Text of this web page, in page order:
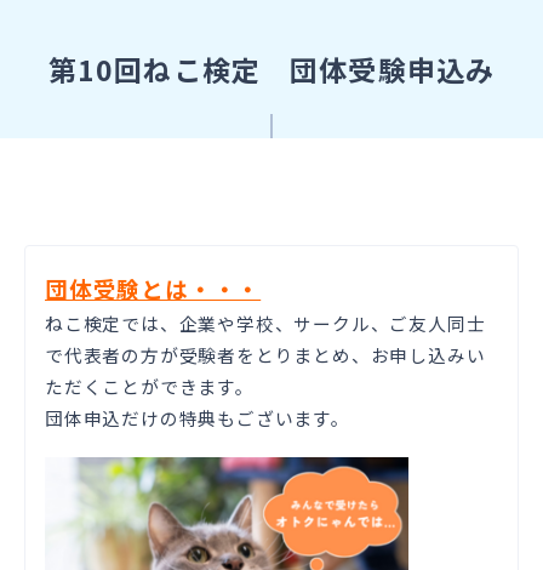
第10回ねこ検定 団体受験申込み
団体受験とは・・・
ねこ検定では、企業や学校、サークル、ご友人同士
で代表者の方が受験者をとりまとめ、お申し込みい
ただくことができます。
団体申込だけの特典もございます。